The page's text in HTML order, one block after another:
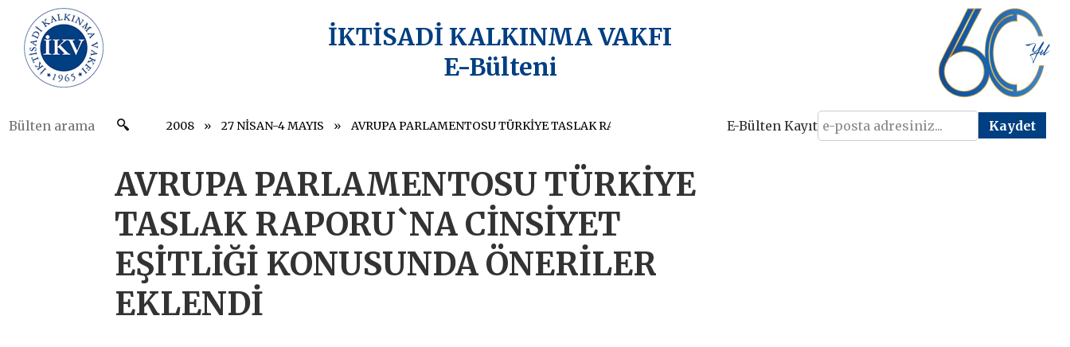
İKTİSADİ KALKINMA VAKFI
E-Bülteni
2008 27 NİSAN-4 MAYIS E-Bülten Kayıt
AVRUPA PARLAMENTOSU TÜRKİYE
TASLAK RAPORU`NA CİNSİYET
EŞİTLİĞİ KONUSUNDA ÖNERİLER
EKLENDİ